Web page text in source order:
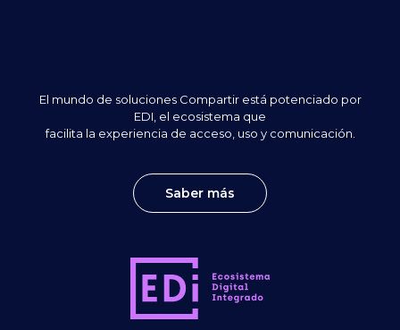
El mundo de soluciones Compartir está potenciado por
EDI, el ecosistema que
facilita la experiencia de acceso, uso y comunicación.
Saber más